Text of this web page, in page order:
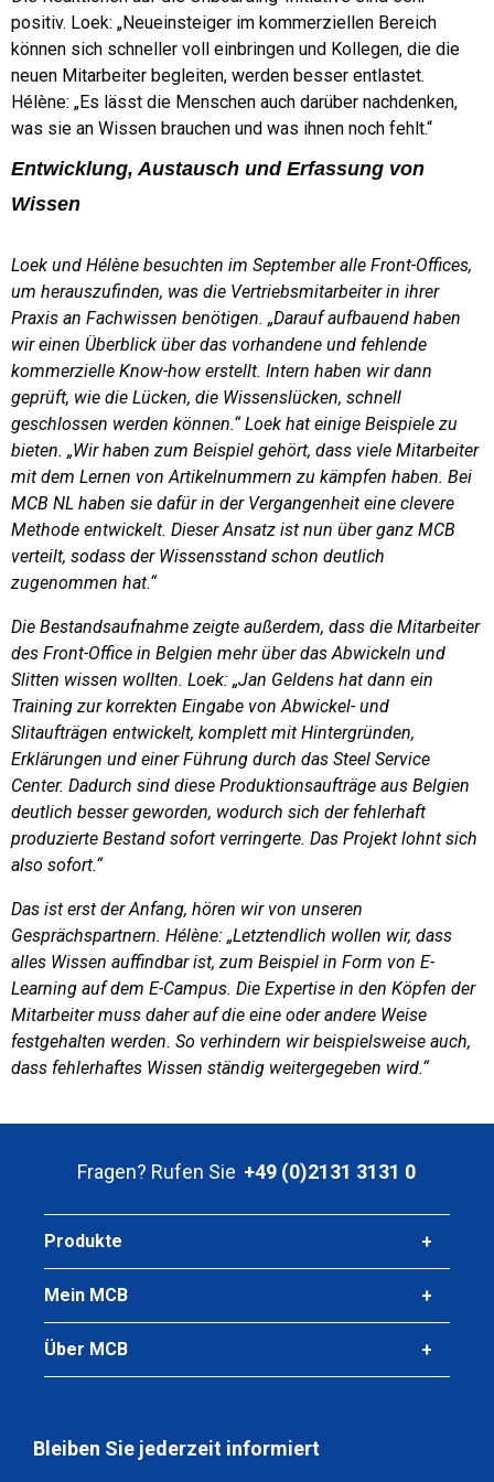
positiv. Loek: „Neueinsteiger im kommerziellen Bereich
können sich schneller voll einbringen und Kollegen, die die
neuen Mitarbeiter begleiten, werden besser entlastet.
Hélène: „Es lässt die Menschen auch darüber nachdenken,
was sie an Wissen brauchen und was ihnen noch fehlt.“
Entwicklung, Austausch und Erfassung von
Wissen
Loek und Hélène besuchten im September alle Front-Offices,
um herauszufinden, was die Vertriebsmitarbeiter in ihrer
Praxis an Fachwissen benötigen. „Darauf aufbauend haben
wir einen Überblick über das vorhandene und fehlende
kommerzielle Know-how erstellt. Intern haben wir dann
geprüft, wie die Lücken, die Wissenslücken, schnell
geschlossen werden können.“ Loek hat einige Beispiele zu
bieten. „Wir haben zum Beispiel gehört, dass viele Mitarbeiter
mit dem Lernen von Artikelnummern zu kämpfen haben. Bei
MCB NL haben sie dafür in der Vergangenheit eine clevere
Methode entwickelt. Dieser Ansatz ist nun über ganz MCB
verteilt, sodass der Wissensstand schon deutlich
zugenommen hat.“
Die Bestandsaufnahme zeigte außerdem, dass die Mitarbeiter
des Front-Office in Belgien mehr über das Abwickeln und
Slitten wissen wollten. Loek: „Jan Geldens hat dann ein
Training zur korrekten Eingabe von Abwickel- und
Slitaufträgen entwickelt, komplett mit Hintergründen,
Erklärungen und einer Führung durch das Steel Service
Center. Dadurch sind diese Produktionsaufträge aus Belgien
deutlich besser geworden, wodurch sich der fehlerhaft
produzierte Bestand sofort verringerte. Das Projekt lohnt sich
also sofort.“
Das ist erst der Anfang, hören wir von unseren
Gesprächspartnern. Hélène: „Letztendlich wollen wir, dass
alles Wissen auffindbar ist, zum Beispiel in Form von E-
Learning auf dem E-Campus. Die Expertise in den Köpfen der
Mitarbeiter muss daher auf die eine oder andere Weise
festgehalten werden. So verhindern wir beispielsweise auch,
dass fehlerhaftes Wissen ständig weitergegeben wird.“
Fragen? Rufen Sie +49 (0)2131 3131 0
Produkte
Mein MCB
Über MCB
Bleiben Sie jederzeit informiert